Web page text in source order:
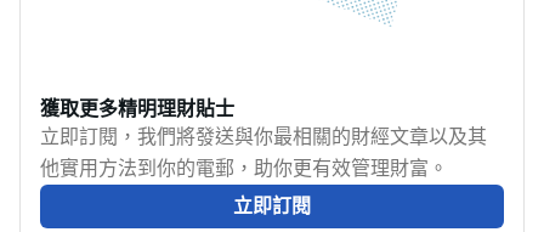
佳的美股，為你的觀察
名單提供建議，並就制
定有效的美股選股策略
提供指導。
日內交易，本文精選
2025年最受香港投資者
歡迎日內交易平台及應
用程式，比較各平台特
獲取更多精明理財貼士
立即訂閱，我們將發送與你最相關的財經文章以及其
他實用方法到你的電郵，助你更有效管理財富。
立即訂閱